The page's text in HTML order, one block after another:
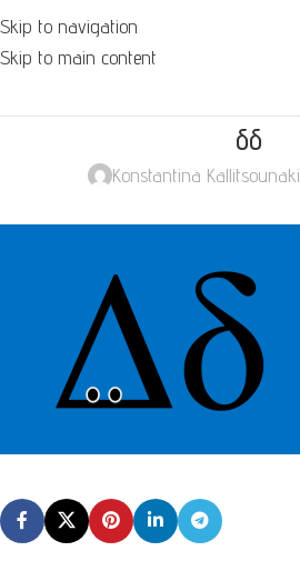
Skip to navigation
Skip to main content
δδ
Konstantina Kallitsounaki